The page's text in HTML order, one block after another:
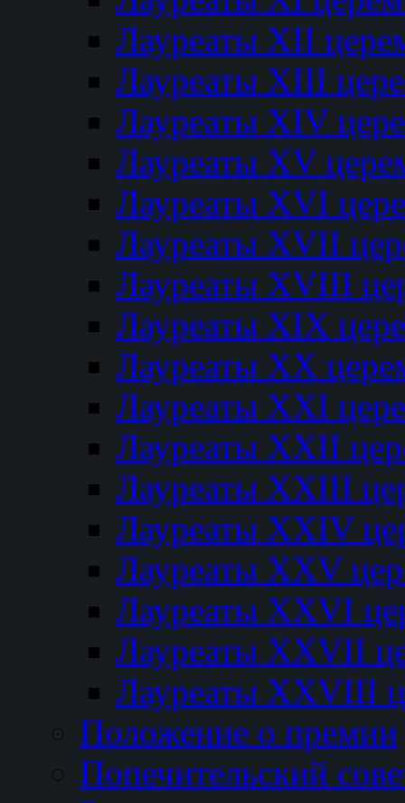
Лауреаты XII
Лауреаты XIII
Лауреаты XIV
Лауреаты XV
Лауреаты XVI
Лауреаты XVII
Лауреаты XVIII
Лауреаты XIX
Лауреаты XX
Лауреаты XXI
Лауреаты XXII
Лауреаты XXIII
Лауреаты XXIV
Лауреаты XXV
Лауреаты XXVI
Лауреаты XXVII
Лауреаты XXVIII
Положение о премии
Попечительский